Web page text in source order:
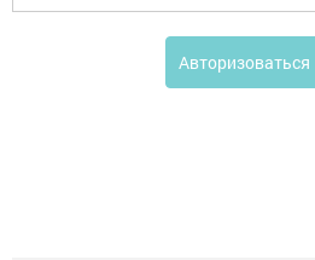
Авторизоваться